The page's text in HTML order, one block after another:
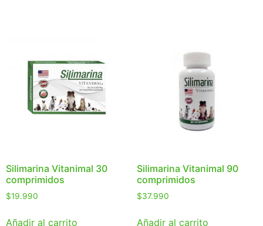
Silimarina Vitanimal 30
comprimidos
$19.990
Añadir al carrito
Silimarina Vitanimal 90
comprimidos
$37.990
Añadir al carrito